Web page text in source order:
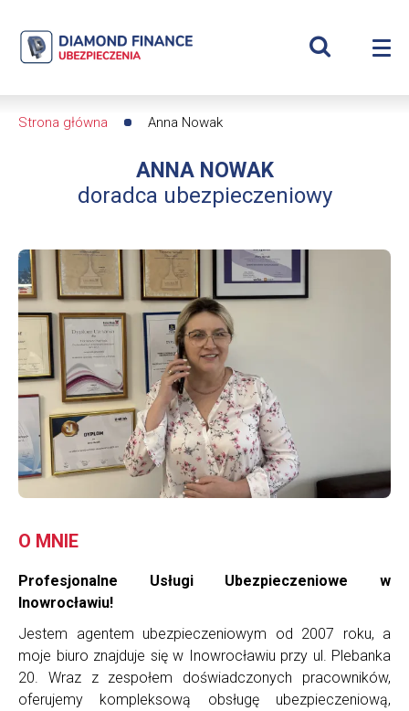
Anna
Finance
dfs24
Wyświetl
nawigacyjna
Strona główna Anna Nowak
ANNA NOWAK
doradca ubezpieczeniowy
O MNIE
Profesjonalne Usługi Ubezpieczeniowe w
Inowrocławiu!
Jestem agentem ubezpieczeniowym od 2007 roku, a
moje biuro znajduje się w Inowrocławiu przy ul. Plebanka
20. Wraz z zespołem doświadczonych pracowników,
oferujemy kompleksową obsługę ubezpieczeniową,